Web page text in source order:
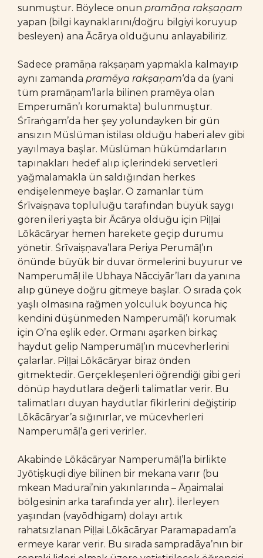
sunmuştur. Böylece onun pramāṇa rakṣaṇam
yapan (bilgi kaynaklarını/doğru bilgiyi koruyup
besleyen) ana Ācārya olduğunu anlayabiliriz.
Sadece pramāṇa rakṣaṇam yapmakla kalmayıp
aynı zamanda pramēya rakṣaṇam‘da da (yani
tüm pramāṇam’larla bilinen pramēya olan
Emperumān’ı korumakta) bulunmuştur.
Śrīraṅgam’da her şey yolundayken bir gün
ansızın Müslüman istilası olduğu haberi alev gibi
yayılmaya başlar. Müslüman hükümdarların
tapınakları hedef alıp içlerindeki servetleri
yağmalamakla ün saldığından herkes
endişelenmeye başlar. O zamanlar tüm
Śrīvaiṣṇava topluluğu tarafından büyük saygı
gören ileri yaşta bir Ācārya olduğu için Piḷḷai
Lōkācāryar hemen harekete geçip durumu
yönetir. Śrīvaiṣṇava’lara Periya Perumāḷ’ın
önünde büyük bir duvar örmelerini buyurur ve
Namperumāḷ ile Ubhaya Nācciyār’ları da yanına
alıp güneye doğru gitmeye başlar. O sırada çok
yaşlı olmasına rağmen yolculuk boyunca hiç
kendini düşünmeden Namperumāḷ’ı korumak
için O’na eşlik eder. Ormanı aşarken birkaç
haydut gelip Namperumāḷ’ın mücevherlerini
çalarlar. Piḷḷai Lōkācāryar biraz önden
gitmektedir. Gerçekleşenleri öğrendiği gibi geri
dönüp haydutlara değerli talimatlar verir. Bu
talimatları duyan haydutlar fikirlerini değiştirip
Lōkācāryar’a sığınırlar, ve mücevherleri
Namperumāḷ’a geri verirler.
Akabinde Lōkācāryar Namperumāḷ’la birlikte
Jyōtiṣkuḍi diye bilinen bir mekana varır (bu
mkean Madurai’nin yakınlarında – Āṉaimalai
bölgesinin arka tarafında yer alır). İlerleyen
yaşından (vayōdhigam) dolayı artık
rahatsızlanan Piḷḷai Lōkācāryar Paramapadam’a
ermeye karar verir. Bu sırada sampradāya’nın bir